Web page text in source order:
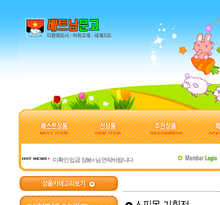
미확인 입금 장봉○ 님 연락바랍니다
베트남 관련 사이트 모음
주문 시 유의사항입니다
미확인 입금 강덕○ 님 연락바랍니다
미확인 입금 허정○ 님 연락바랍니다